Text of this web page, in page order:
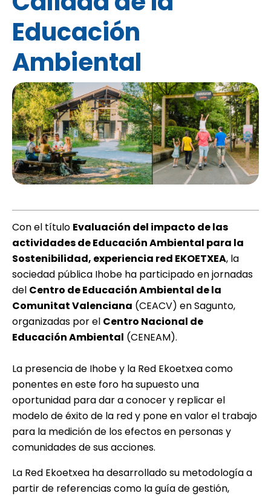
Educación
Ambiental
Con el título  Evaluación del impacto de las
actividades de Educación Ambiental para la
Sostenibilidad, experiencia red EKOETXEA, la
sociedad pública Ihobe ha participado en jornadas
del Centro de Educación Ambiental de la
Comunitat Valenciana (CEACV) en Sagunto,
organizadas por el Centro Nacional de
Educación Ambiental (CENEAM).
La presencia de Ihobe y la Red Ekoetxea como
ponentes en este foro ha supuesto una
oportunidad para dar a conocer y replicar el
modelo de éxito de la red y pone en valor el trabajo
para la medición de los efectos en personas y
comunidades de sus acciones.
La Red Ekoetxea ha desarrollado su metodología a
partir de referencias como la guía de gestión,